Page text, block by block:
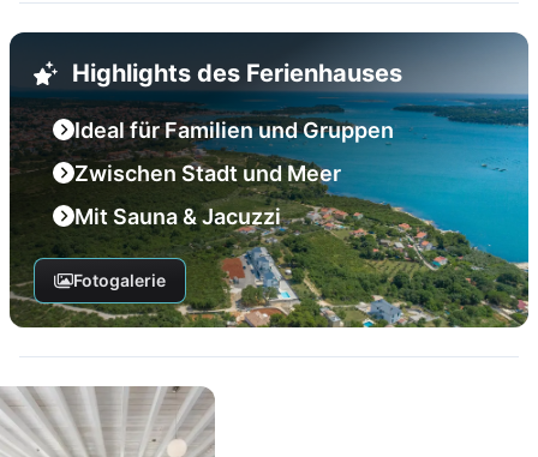
Highlights des Ferienhauses
Ideal für Familien und Gruppen
Zwischen Stadt und Meer
Mit Sauna & Jacuzzi
Fotogalerie